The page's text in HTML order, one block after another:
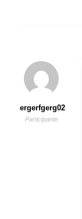
ergerfgerg02
Participante